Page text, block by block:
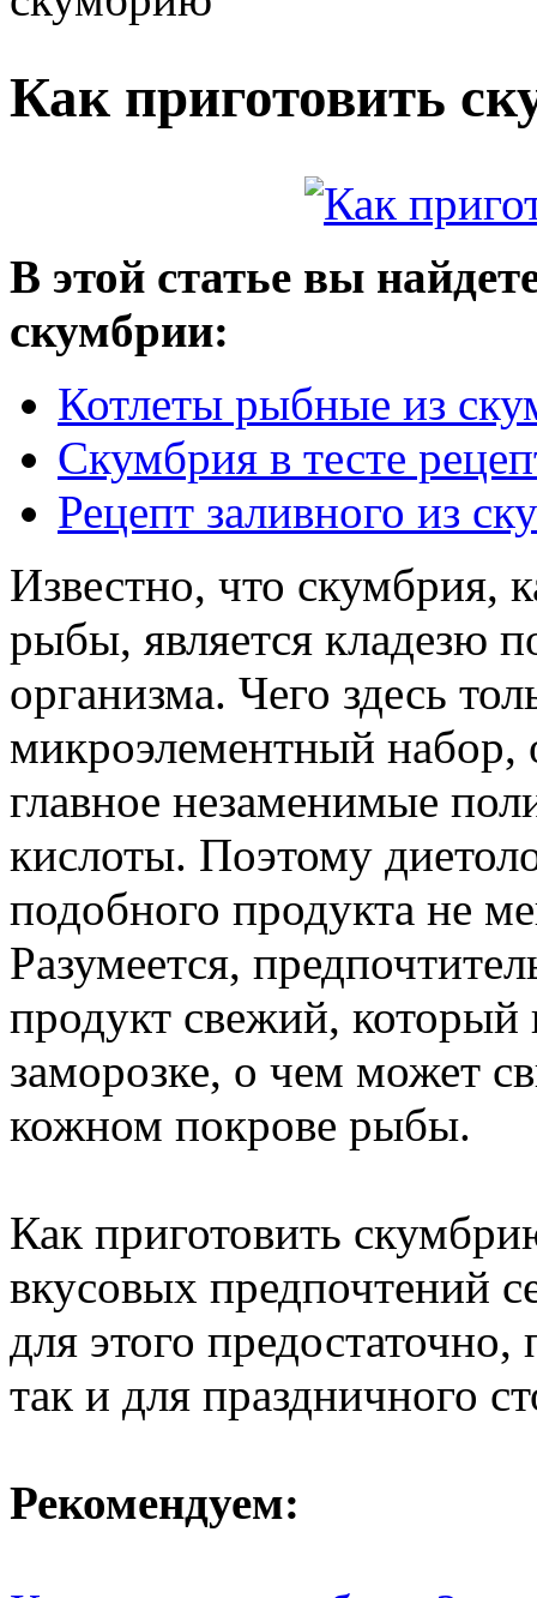
Как приготовить
В этой статье вы
скумбрии:
Котлеты рыбные из
Скумбрия в тесте
Рецепт заливного из
Известно, что скумбрия,
рыбы, является кладезю
организма. Чего здесь
микроэлементный набор,
главное незаменимые
кислоты. Поэтому
подобного продукта не
Разумеется,
продукт свежий, который
заморозке, о чем может
кожном покрове рыбы.
Как приготовить
вкусовых предпочтений
для этого
так и для праздничного
Рекомендуем: